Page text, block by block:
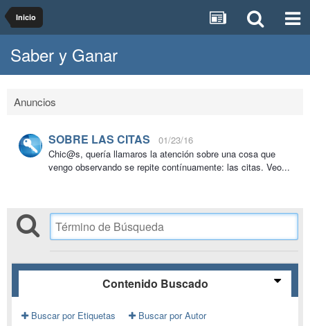
Inicio
Saber y Ganar
Anuncios
SOBRE LAS CITAS
01/23/16
Chic@s, quería llamaros la atención sobre una cosa que
vengo observando se repite contínuamente: las citas. Veo...
Contenido Buscado
Buscar por Etiquetas Buscar por Autor